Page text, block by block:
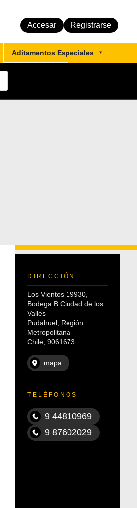
Accesar Registrarse
Aditamentos Especiales
DIRECCIÓN
Los Vientos 19930,
Bodega B Ciudad de los
Valles
Pudahuel, Región
Metropolitana
Chile, 9061673
mapa
TELÉFONOS
9 44810969
9 87602029